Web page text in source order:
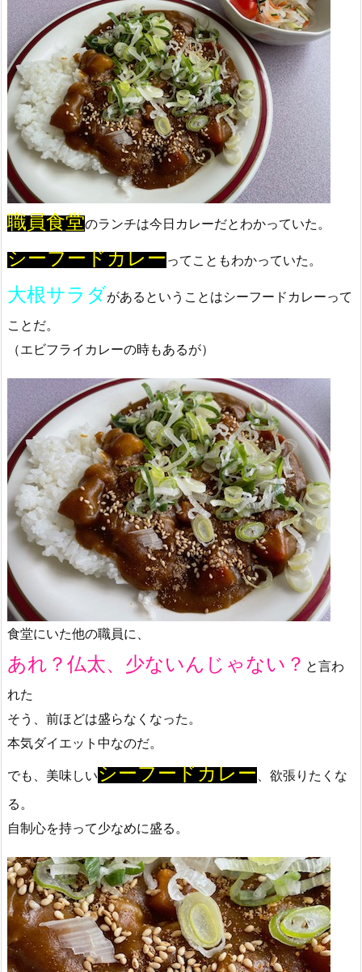
職員食堂のランチは今日カレーだとわかっていた。
シーフードカレーってこともわかっていた。
大根サラダがあるということはシーフードカレーって
ことだ。
（エビフライカレーの時もあるが）
食堂にいた他の職員に、
あれ？仏太、少ないんじゃない？ と言わ
れた
そう、前ほどは盛らなくなった。
本気ダイエット中なのだ。
でも、美味しいシーフードカレー 、欲張りたくな
る。
自制心を持って少なめに盛る。